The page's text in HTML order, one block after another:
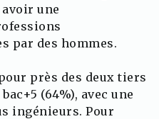
avoir une
par des hommes.
près des deux tiers
(64%), avec une
ingénieurs. Pour